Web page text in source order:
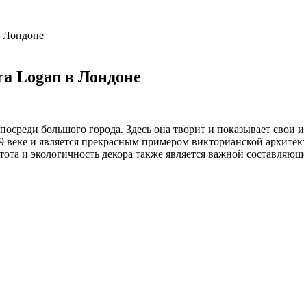
Лондоне
Logan в Лондоне
большого города. Здесь она творит и показывает
и является прекрасным примером викторианской
и экологичность декора также является важной